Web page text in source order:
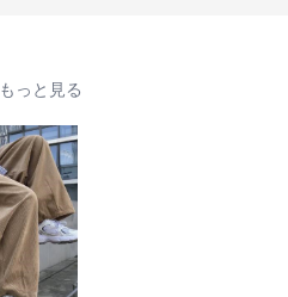
もっと見る